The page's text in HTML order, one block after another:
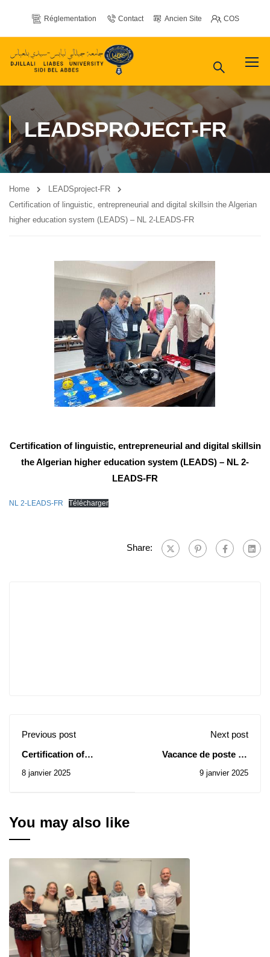
Réglementation Contact Ancien Site COS
LEADSPROJECT-FR
Home
LEADSproject-FR
Certification of linguistic, entrepreneurial and digital skillsin the Algerian
higher education system (LEADS) – NL 2-LEADS-FR
Certification of linguistic, entrepreneurial and digital skillsin
the Algerian higher education system (LEADS) – NL 2-
LEADS-FR
NL 2-LEADS-FR Télécharger
Share:
Previous post
Certification of
entrepreneurial and
(LEADS) - NL 2-LEADS-
8 janvier 2025
Next post
Vacance de poste au
9 janvier 2025
You may also like